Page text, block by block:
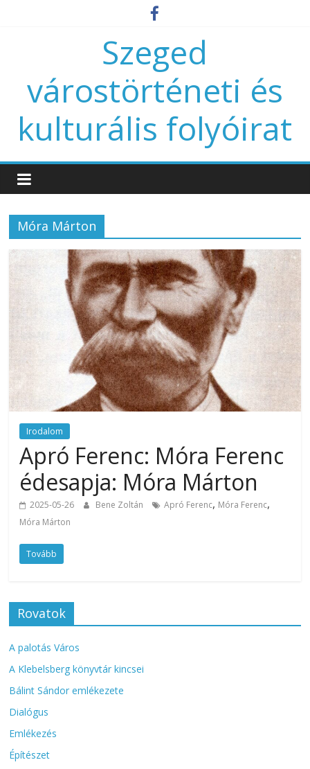
Szeged
várostörténeti és
kulturális folyóirat
Móra Márton
Irodalom
Apró Ferenc: Móra Ferenc
édesapja: Móra Márton
2025-05-26 Bene Zoltán Apró Ferenc, Móra Ferenc,
Móra Márton
Tovább
Rovatok
A palotás Város
A Klebelsberg könyvtár kincsei
Bálint Sándor emlékezete
Dialógus
Emlékezés
Építészet